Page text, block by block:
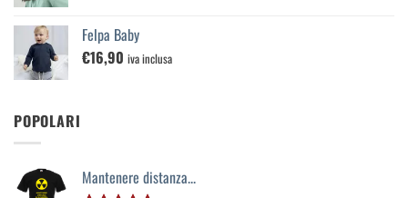
Felpa Baby
€16,90 iva inclusa
POPOLARI
Mantenere distanza...